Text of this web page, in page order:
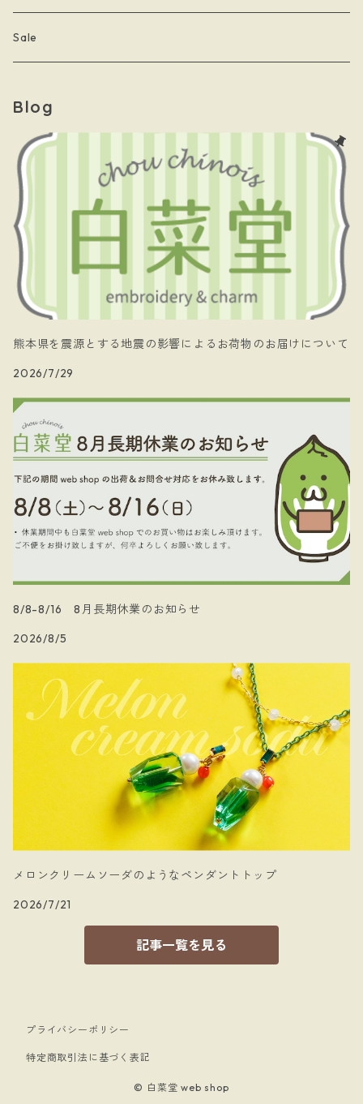
- 月星夜
- papillon
- 暗黒騎士団
- 白菜堂 charm chain
- 白菜堂キャラクターズ
- 文房具
- ケース
こまっちゃん
Sale
Blog
熊本県を震源とする地震の影響によるお荷物のお届けについて
2026/7/29
8/8-8/16 8月長期休業のお知らせ
2026/8/5
メロンクリームソーダのようなペンダントトップ
2026/7/21
記事一覧を見る
プライバシーポリシー
特定商取引法に基づく表記
© 白菜堂 web shop